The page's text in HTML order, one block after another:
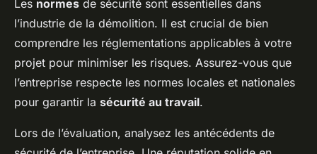
Les normes de sécurité sont essentielles dans
l’industrie de la démolition. Il est crucial de bien
comprendre les réglementations applicables à votre
projet pour minimiser les risques. Assurez-vous que
l’entreprise respecte les normes locales et nationales
pour garantir la sécurité au travail.
Lors de l’évaluation, analysez les antécédents de